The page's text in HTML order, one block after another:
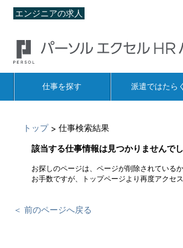
エンジニアの求人
仕事を探す 派遣ではたらく
トップ > 仕事検索結果
該当する仕事情報は見つかりませんでし
お探しのページは、ページが削除されている
お手数ですが、トップページより再度アクセ
＜ 前のページへ戻る